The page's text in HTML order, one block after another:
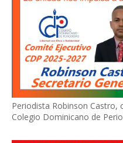
Periodista Robinson Castro,
Colegio Dominicano de